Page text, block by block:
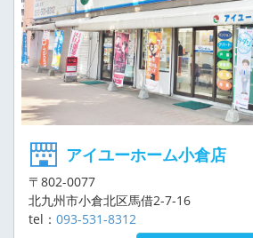
アイユーホーム小倉店
〒802-0077
北九州市小倉北区馬借2-7-16
tel： 093-531-8312